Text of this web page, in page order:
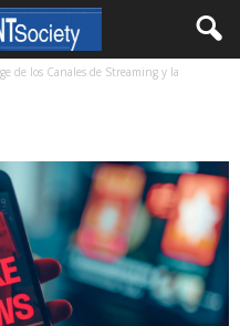
de los Canales de Streaming y la